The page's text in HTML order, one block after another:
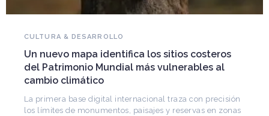
CULTURA & DESARROLLO
Un nuevo mapa identifica los sitios costeros
del Patrimonio Mundial más vulnerables al
cambio climático
La primera base digital internacional traza con precisión
los límites de monumentos, paisajes y reservas en zonas